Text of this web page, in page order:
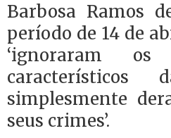
Barbosa Ramos
período de 14 de
‘ignoraram os
simplesmente
seus crimes’.